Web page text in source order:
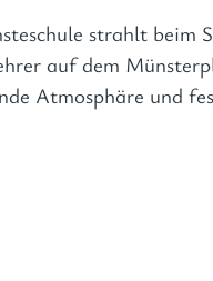
strahlt beim
auf dem
Atmosphäre und